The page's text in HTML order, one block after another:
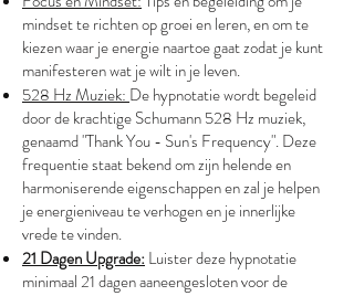
mindset te richten op groei en leren, en om te
kiezen waar je energie naartoe gaat zodat je kunt
manifesteren wat je wilt in je leven.
528 Hz Muziek: De hypnotatie wordt begeleid
door de krachtige Schumann 528 Hz muziek,
genaamd "Thank You - Sun's Frequency". Deze
frequentie staat bekend om zijn helende en
harmoniserende eigenschappen en zal je helpen
je energieniveau te verhogen en je innerlijke
vrede te vinden.
21 Dagen Upgrade:Luister deze hypnotatie
minimaal 21 dagen aaneengesloten voor de